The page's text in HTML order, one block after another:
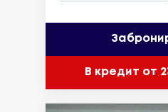
В кредит от